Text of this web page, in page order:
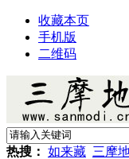
收藏本页
手机版
二维码
热搜： 如来藏 三摩